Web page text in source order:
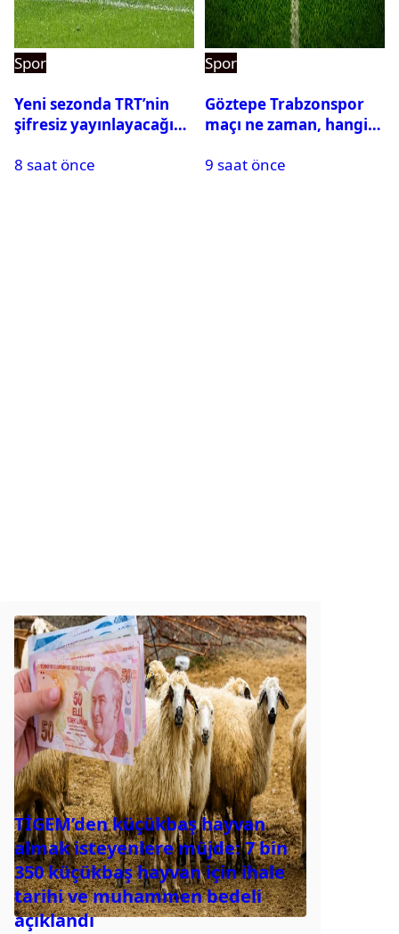
Spor
Yeni sezonda TRT’nin
şifresiz yayınlayacağı
8 saat önce
Spor
Göztepe Trabzonspor
maçı ne zaman, hangi
oynayacak mı?
9 saat önce
TİGEM’den küçükbaş hayvan
almak isteyenlere müjde: 7 bin
350 küçükbaş hayvan için ihale
tarihi ve muhammen bedeli
açıklandı